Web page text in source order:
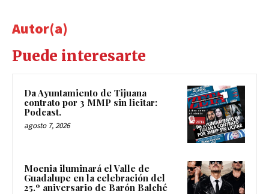
Autor(a)
Puede interesarte
Da Ayuntamiento de Tijuana
contrato por 3 MMP sin licitar:
Podcast.
agosto 7, 2026
Moenia iluminará el Valle de
Guadalupe en la celebración del
25.º aniversario de Barón Balché